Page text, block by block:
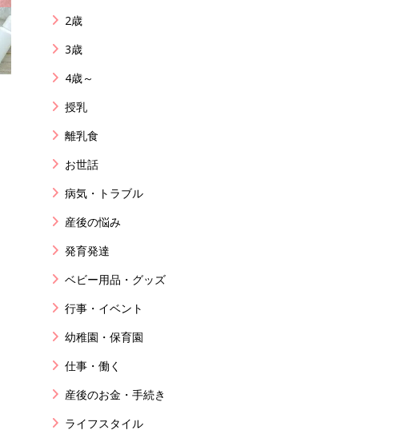
2歳
3歳
4歳～
授乳
離乳食
お世話
病気・トラブル
産後の悩み
発育発達
ベビー用品・グッズ
行事・イベント
幼稚園・保育園
仕事・働く
産後のお金・手続き
ライフスタイル